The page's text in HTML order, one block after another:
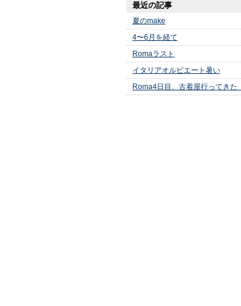
最近の記事
夏のmake
4〜6月を経て
Romaラスト
イタリアオルビエート暑い
Roma4日目、古着屋行ってきた